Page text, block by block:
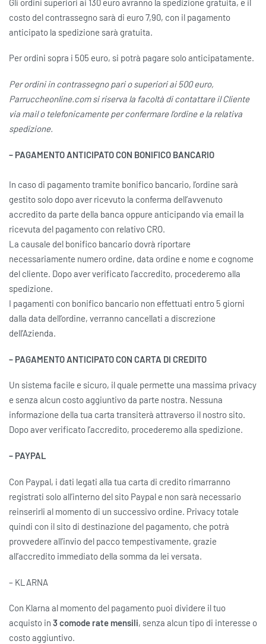
costo del contrassegno sarà di euro 7,90, con il pagamento
anticipato la spedizione sarà gratuita.
Per ordini sopra i 505 euro, si potrà pagare solo anticipatamente.
Per ordini in contrassegno pari o superiori ai 500 euro,
Parruccheonline.com si riserva la facoltà di contattare il Cliente
via mail o telefonicamente per confermare l’ordine e la relativa
spedizione.
– PAGAMENTO ANTICIPATO CON BONIFICO BANCARIO
In caso di pagamento tramite bonifico bancario, l’ordine sarà
gestito solo dopo aver ricevuto la conferma dell’avvenuto
accredito da parte della banca oppure anticipando via email la
ricevuta del pagamento con relativo CRO.
La causale del bonifico bancario dovrà riportare
necessariamente numero ordine, data ordine e nome e cognome
del cliente. Dopo aver verificato l’accredito, procederemo alla
spedizione.
I pagamenti con bonifico bancario non effettuati entro 5 giorni
dalla data dell’ordine, verranno cancellati a discrezione
dell’Azienda.
– PAGAMENTO ANTICIPATO CON CARTA DI CREDITO
Un sistema facile e sicuro, il quale permette una massima privacy
e senza alcun costo aggiuntivo da parte nostra. Nessuna
informazione della tua carta transiterà attraverso il nostro sito.
Dopo aver verificato l’accredito, procederemo alla spedizione.
– PAYPAL
Con Paypal, i dati legati alla tua carta di credito rimarranno
registrati solo all’interno del sito Paypal e non sarà necessario
reinserirli al momento di un successivo ordine. Privacy totale
quindi con il sito di destinazione del pagamento, che potrà
provvedere all’invio del pacco tempestivamente, grazie
all’accredito immediato della somma da lei versata.
– KLARNA
Con Klarna al momento del pagamento puoi dividere il tuo
acquisto in 3 comode rate mensili, senza alcun tipo di interesse o
costo aggiuntivo.